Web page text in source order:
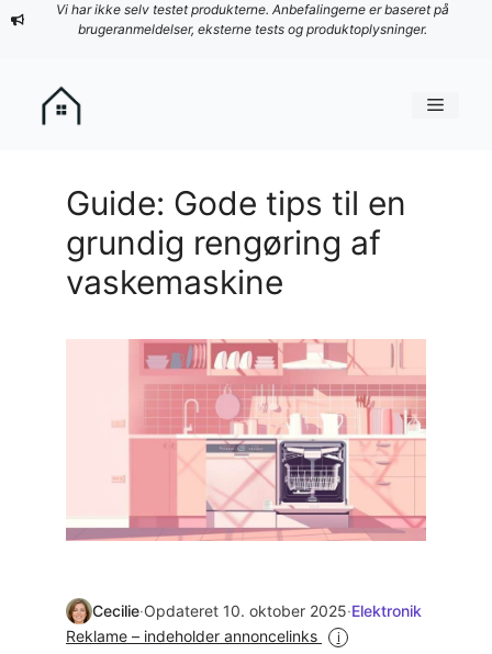
Hop
Vi har ikke selv testet produkterne. Anbefalingerne er baseret på
brugeranmeldelser, eksterne tests og produktoplysninger.
Menu
Guide: Gode tips til en
grundig rengøring af
vaskemaskine
Cecilie·Opdateret 10. oktober 2025·Elektronik
Reklame – indeholder annoncelinks
i